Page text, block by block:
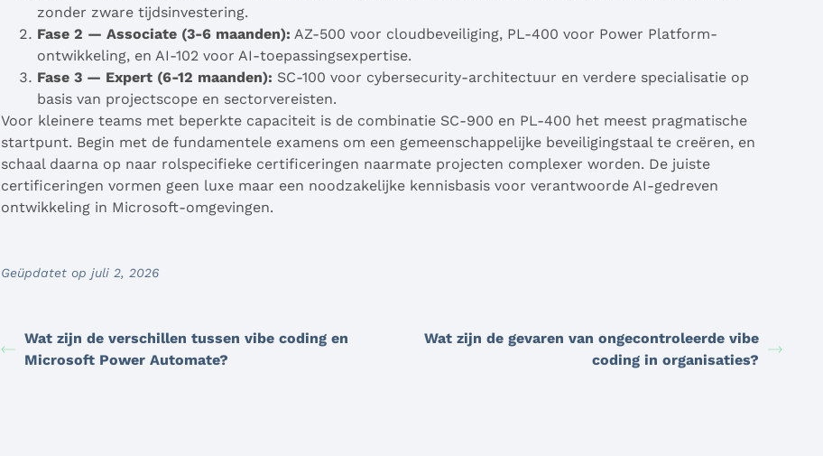
zonder zware tijdsinvestering.
Fase 2 — Associate (3-6 maanden): AZ-500 voor cloudbeveiliging, PL-400 voor Power Platform-
ontwikkeling, en AI-102 voor AI-toepassingsexpertise.
Fase 3 — Expert (6-12 maanden): SC-100 voor cybersecurity-architectuur en verdere specialisatie op
basis van projectscope en sectorvereisten.
Voor kleinere teams met beperkte capaciteit is de combinatie SC-900 en PL-400 het meest pragmatische
startpunt. Begin met de fundamentele examens om een gemeenschappelijke beveiligingstaal te creëren, en
schaal daarna op naar rolspecifieke certificeringen naarmate projecten complexer worden. De juiste
certificeringen vormen geen luxe maar een noodzakelijke kennisbasis voor verantwoorde AI-gedreven
ontwikkeling in Microsoft-omgevingen.
Geüpdatet op juli 2, 2026
Wat zijn de verschillen tussen vibe coding en
Microsoft Power Automate?
Wat zijn de gevaren van ongecontroleerde vibe
coding in organisaties?